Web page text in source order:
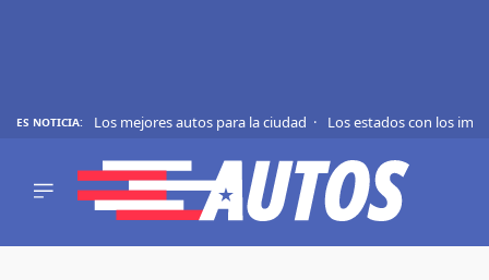
ES NOTICIA: Los mejores autos para la ciudad Los estados con los
SHOWS